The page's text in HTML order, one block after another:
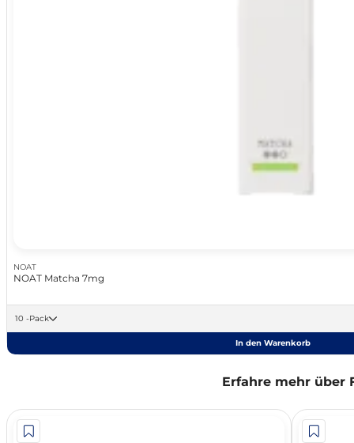
NOAT
NOAT Matcha 7mg
10 -Pack
In den Warenkorb
Erfahre mehr über